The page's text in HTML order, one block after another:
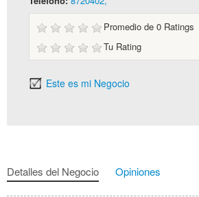
Promedio de 0 Ratings
Tu Rating
Este es mi Negocio
Detalles del Negocio Opiniones